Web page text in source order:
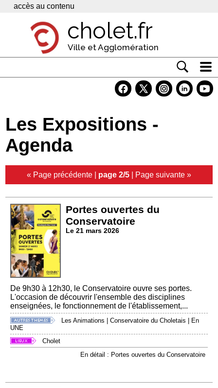
Panneau de gestion des cookies
accès au contenu
cholet.fr
Ville et Agglomération
Economie
Services
Contacts
Les Expositions -
Agenda
« Page précédente | page 2/5 | Page suivante »
Portes ouvertes du
Conservatoire
Le 21 mars 2026
De 9h30 à 12h30, le Conservatoire ouvre ses portes.
L'occasion de découvrir l'ensemble des disciplines
enseignées, le fonctionnement de l'établissement,...
Les Animations |Conservatoire du Choletais | En
UNE
Cholet
En détail : Portes ouvertes du Conservatoire